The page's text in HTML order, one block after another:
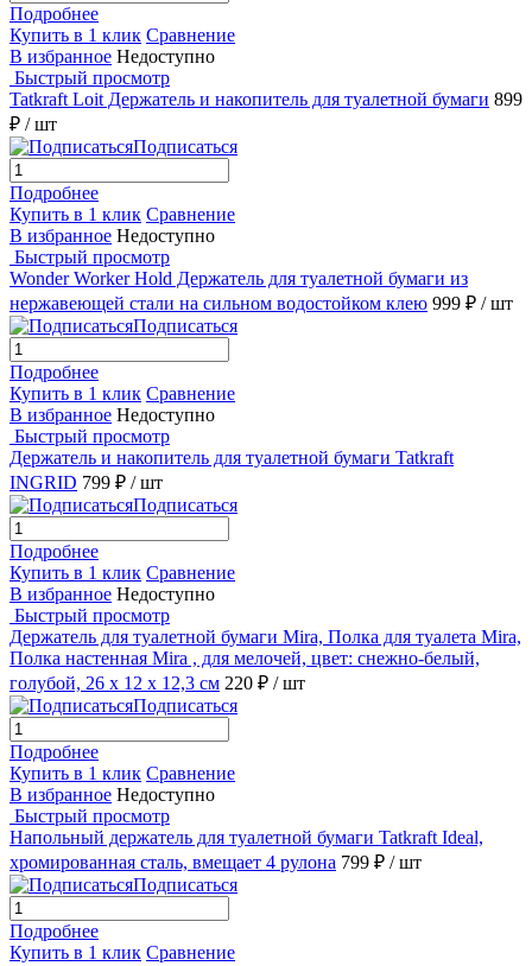
Подробнее
Купить в 1 клик Сравнение
В избранное Недоступно
Быстрый просмотр
Tatkraft Loit Держатель и накопитель для туалетной бумаги 899
₽ / шт
Подписаться
Подробнее
Купить в 1 клик Сравнение
В избранное Недоступно
Быстрый просмотр
Wonder Worker Hold Держатель для туалетной бумаги из
нержавеющей стали на сильном водостойком клею 999 ₽ / шт
Подписаться
Подробнее
Купить в 1 клик Сравнение
В избранное Недоступно
Быстрый просмотр
Держатель и накопитель для туалетной бумаги Tatkraft
INGRID 799 ₽ / шт
Подписаться
Подробнее
Купить в 1 клик Сравнение
В избранное Недоступно
Быстрый просмотр
Держатель для туалетной бумаги Mira, Полка для туалета Mira,
Полка настенная Mira , для мелочей, цвет: снежно-белый,
голубой, 26 х 12 х 12,3 см 220 ₽ / шт
Подписаться
Подробнее
Купить в 1 клик Сравнение
В избранное Недоступно
Быстрый просмотр
Напольный держатель для туалетной бумаги Tatkraft Ideal,
хромированная сталь, вмещает 4 рулона 799 ₽ / шт
Подписаться
Подробнее
Купить в 1 клик Сравнение